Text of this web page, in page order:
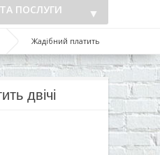
ПОСЛУГИ ▼
▼
Жадібний платить
двічі